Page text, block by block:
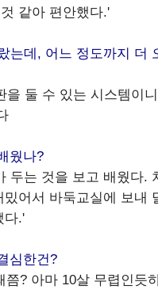
같아 편안했다.'
는데, 어느 정도까지 더
을 둘 수 있는 시스템이
웠나?
두는 것을 보고 배웠다.
어서 바둑교실에 보내
다.'
심한건?
쯤? 아마 10살 무렵인듯